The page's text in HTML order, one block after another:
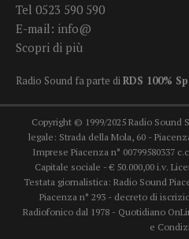
Tel 0523 590 590
E-mail: info@
Scopri di più
Radio Sound fa parte di RDS 100%
Copyright © 1999/2025 Radio
legale: Strada della Mola, 60 -
Imprese Piacenza n° 00799580337
Capitale sociale - € 50.000,00 i.v.
Testata giornalistica: Radio Sound
Piacenza n° 293 - decreto di
Radiofonico dal 1978 - Quotidiano
e